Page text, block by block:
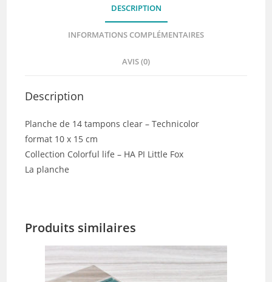
DESCRIPTION
INFORMATIONS COMPLÉMENTAIRES
AVIS (0)
Description
Planche de 14 tampons clear – Technicolor
format 10 x 15 cm
Collection Colorful life – HA PI Little Fox
La planche
Produits similaires